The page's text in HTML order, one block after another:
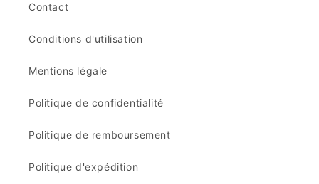
Contact
Conditions d'utilisation
Mentions légale
Politique de confidentialité
Politique de remboursement
Politique d'expédition